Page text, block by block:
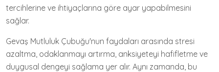
tercihlerine ve ihtiyaçlarına göre ayar yapabilmesini
sağlar.
Gevaş Mutluluk Çubuğu'nun faydaları arasında stresi
azaltma, odaklanmayı artırma, anksiyeteyi hafifletme ve
duygusal dengeyi sağlama yer alır. Aynı zamanda, bu